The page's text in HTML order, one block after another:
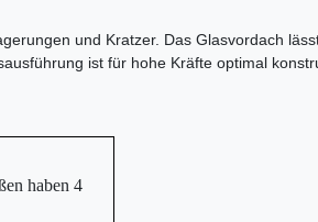
und Kratzer. Das Glasvordach
ist für hohe Kräfte optimal
haben 4